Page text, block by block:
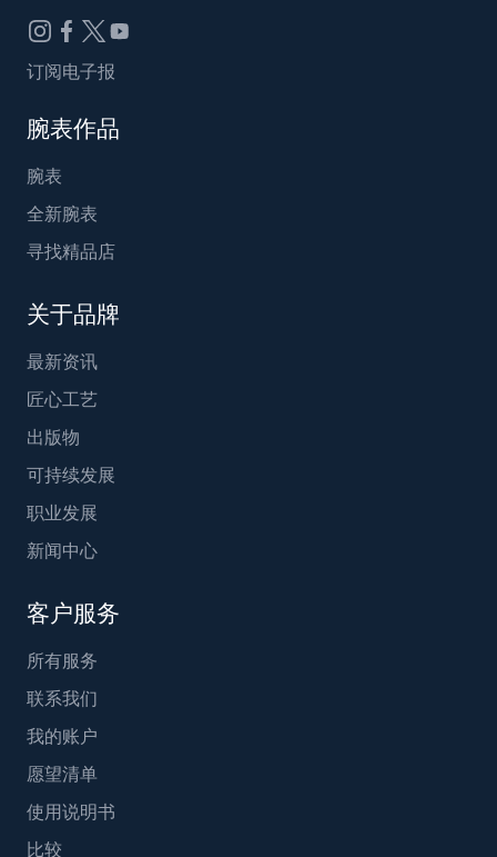
订阅电子报
腕表作品
腕表
全新腕表
寻找精品店
关于品牌
最新资讯
匠心工艺
出版物
可持续发展
职业发展
新闻中心
客户服务
所有服务
联系我们
我的账户
愿望清单
使用说明书
比较